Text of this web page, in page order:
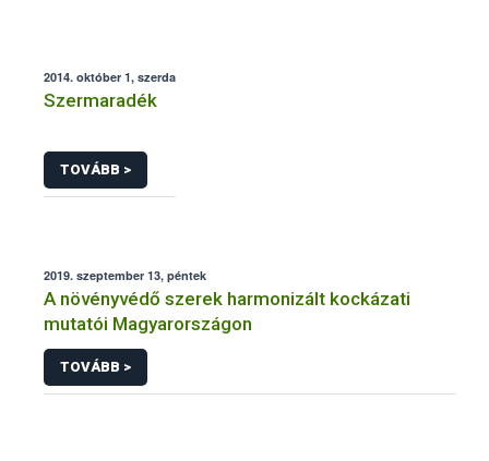
2014. október 1, szerda
Szermaradék
TOVÁBB >
2019. szeptember 13, péntek
A növényvédő szerek harmonizált kockázati
mutatói Magyarországon
TOVÁBB >